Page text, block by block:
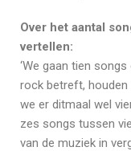
Over het aantal
vertellen:
‘We gaan tien
rock betreft, houden
we er ditmaal wel
zes songs tussen
van de muziek in